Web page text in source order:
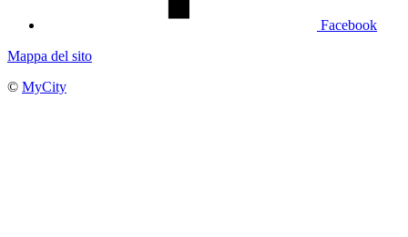
Facebook
Mappa del sito
© MyCity